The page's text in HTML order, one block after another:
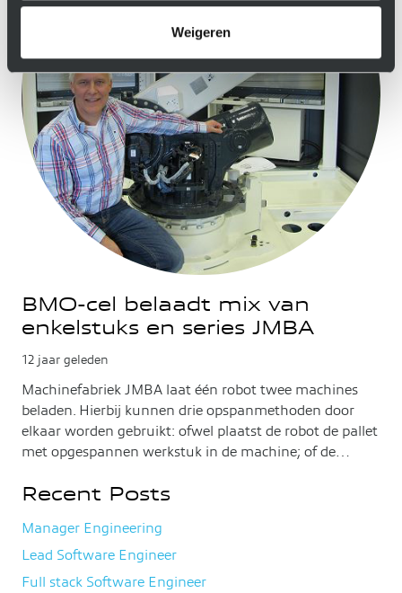
Weigeren
BMO-cel belaadt mix van
enkelstuks en series JMBA
12 jaar geleden
Machinefabriek JMBA laat één robot twee machines
beladen. Hierbij kunnen drie opspanmethoden door
elkaar worden gebruikt: ofwel plaatst de robot de pallet
met opgespannen werkstuk in de machine; of de…
Recent Posts
Manager Engineering
Lead Software Engineer
Full stack Software Engineer